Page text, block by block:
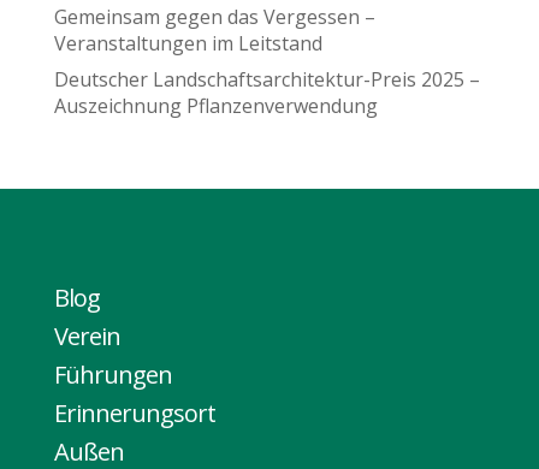
Gemeinsam gegen das Vergessen –
Veranstaltungen im Leitstand
Deutscher Landschaftsarchitektur-Preis 2025 –
Auszeichnung Pflanzenverwendung
Blog
Verein
Führungen
Erinnerungsort
Außen